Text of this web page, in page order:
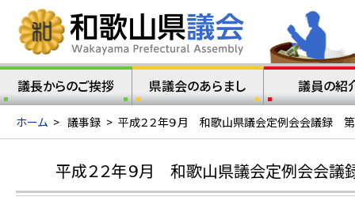
議長からのご挨拶 県議会のあらまし 議員の紹
ホーム > 議事録 > 平成２２年９月 和歌山県議会定例会会議録 第
平成２２年９月 和歌山県議会定例会会議